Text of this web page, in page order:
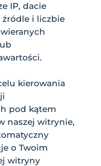
IP, dacie
źródle i liczbie
kierowania
pod kątem
naszej witrynie,
o Twoim
witryny